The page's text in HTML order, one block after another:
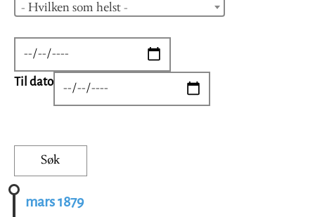
- Hvilken som helst -
DATE
Til dato DATE
mars 1879